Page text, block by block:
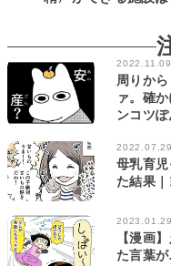
2022.11.09
周りか
ァ。確
ンコツ
2022.07.29
母乳育
た結果
2023.01.29
【漫画
た言葉